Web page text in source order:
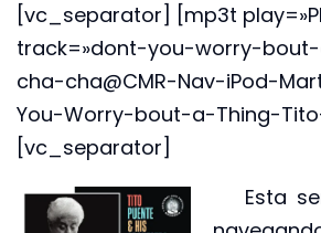
[vc_separator] [mp3t
track=»dont-you-worry-
cha-cha@CMR-Nav-iPod-
You-Worry-bout-a-Thing-
[vc_separator]
Esta